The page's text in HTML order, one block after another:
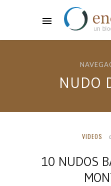
NUDO
VIDEOS
10 NUDOS